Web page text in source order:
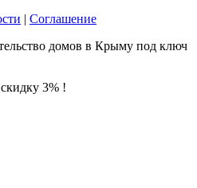
| Соглашение
домов в Крыму под ключ
3% !